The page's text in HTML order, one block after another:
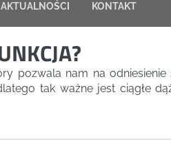
AKTUALNOŚCI KONTAKT
pozwala nam na
tak ważne jest ciągłe